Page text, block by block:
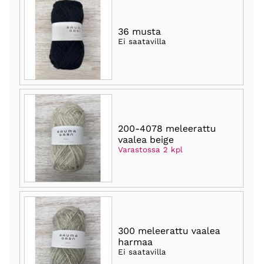
36 musta
Ei saatavilla
200-4078 meleerattu
vaalea beige
Varastossa 2 kpl
300 meleerattu vaalea
harmaa
Ei saatavilla